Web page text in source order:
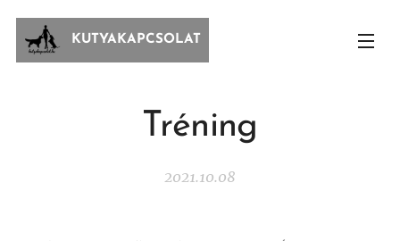
KUTYAKAPCSOLAT
Tréning
2021.10.08